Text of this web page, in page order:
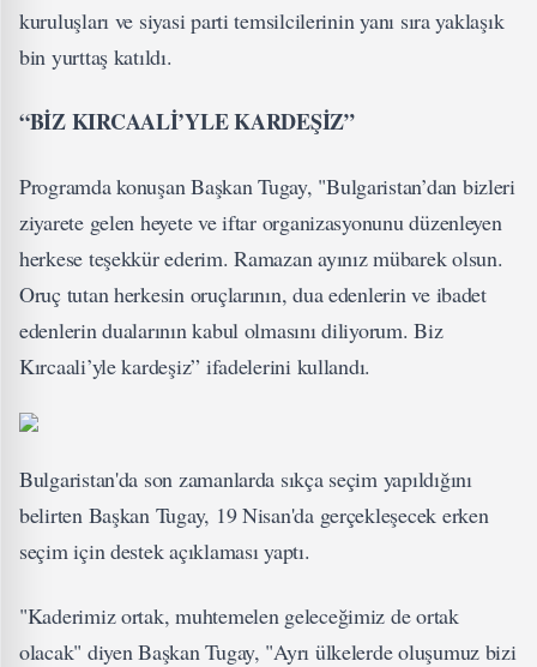
kuruluşları ve siyasi parti temsilcilerinin yanı sıra yaklaşık
bin yurttaş katıldı.
“BİZ KIRCAALİ’YLE KARDEŞİZ”
Programda konuşan Başkan Tugay, "Bulgaristan’dan bizleri
ziyarete gelen heyete ve iftar organizasyonunu düzenleyen
herkese teşekkür ederim. Ramazan ayınız mübarek olsun.
Oruç tutan herkesin oruçlarının, dua edenlerin ve ibadet
edenlerin dualarının kabul olmasını diliyorum. Biz
Kırcaali’yle kardeşiz” ifadelerini kullandı.
Bulgaristan'da son zamanlarda sıkça seçim yapıldığını
belirten Başkan Tugay, 19 Nisan'da gerçekleşecek erken
seçim için destek açıklaması yaptı.
"Kaderimiz ortak, muhtemelen geleceğimiz de ortak
olacak" diyen Başkan Tugay, "Ayrı ülkelerde oluşumuz bizi